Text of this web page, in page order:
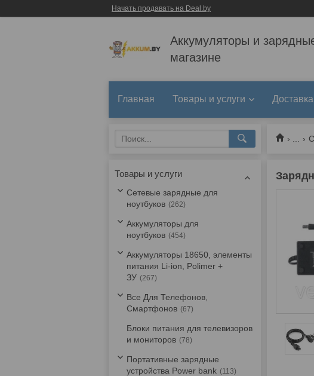
Начать продавать на Deal.by
Аккумуляторы и
магазине
Главная Товары и услуги
Товары и услуги
Сетевые зарядные для
ноутбуков
262
Аккумуляторы для
ноутбуков
454
Аккумуляторы 18650, элементы
питания Li-ion, Polimer +
ЗУ
267
Все Для Телефонов,
Смартфонов
67
Блоки питания для телевизоров
и мониторов
78
Портативные зарядные
устройства Power bank
113